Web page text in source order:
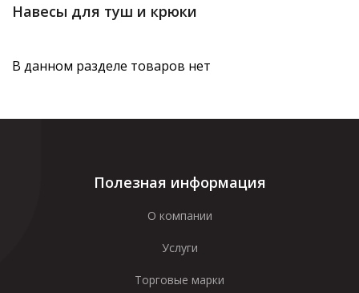
Навесы для туш и крюки
В данном разделе товаров нет
Полезная информация
О компании
Услуги
Торговые марки